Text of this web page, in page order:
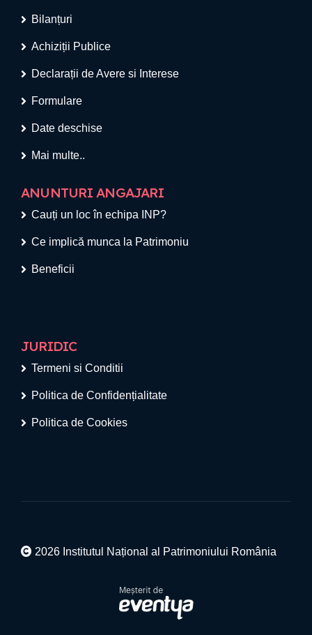
Bilanțuri
Achiziții Publice
Declarații de Avere si Interese
Formulare
Date deschise
Mai multe..
ANUNTURI ANGAJARI
Cauți un loc în echipa INP?
Ce implică munca la Patrimoniu
Beneficii
JURIDIC
Termeni si Conditii
Politica de Confidențialitate
Politica de Cookies
2026 Institutul Național al Patrimoniului România